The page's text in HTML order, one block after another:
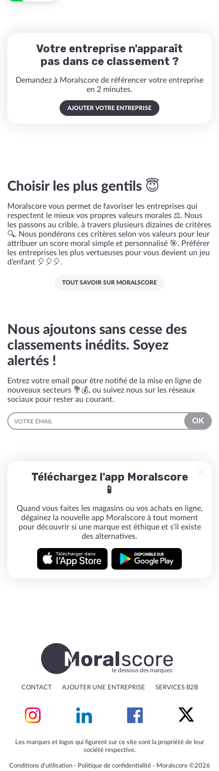
Votre entreprise n'apparaît
pas dans ce classement ?
Demandez à Moralscore de référencer votre entreprise
en 2 minutes.
AJOUTER VOTRE ENTREPRISE
Choisir les plus gentils 😇
Moralscore vous permet de favoriser les entreprises qui
respectent le mieux vos propres valeurs morales ⚖️. Nous
les passons au crible, à travers plusieurs dizaines de critères
🔍. Nous pondérons ces critères selon vos valeurs pour leur
attribuer un score moral simple et personnalisé 🎯. Préférer
les entreprises les plus vertueuses pour vous devient un jeu
d’enfant 🎈🎈🎈.
TOUT SAVOIR SUR MORALSCORE
Nous ajoutons sans cesse des
classements inédits. Soyez
alertés !
Entrez votre email pour être notifié de la mise en ligne de
nouveaux secteurs 💐💰, ou suivez nous sur les réseaux
sociaux pour rester au courant.
EMAIL
OK
Téléchargez l'app Moralscore
📱
Quand vous faites les magasins ou vos achats en ligne,
dégainez la nouvelle app Moralscore à tout moment
pour découvrir si une marque est éthique et s'il existe
des alternatives.
le dessous des marques
CONTACT AJOUTER UNE ENTREPRISE SERVICES B2B
Les marques et logos qui figurent sur ce site sont la propriété de leur
société respective.
Conditions d'utilisation‐ Politique de confidentialité‐ Moralscore ©2026